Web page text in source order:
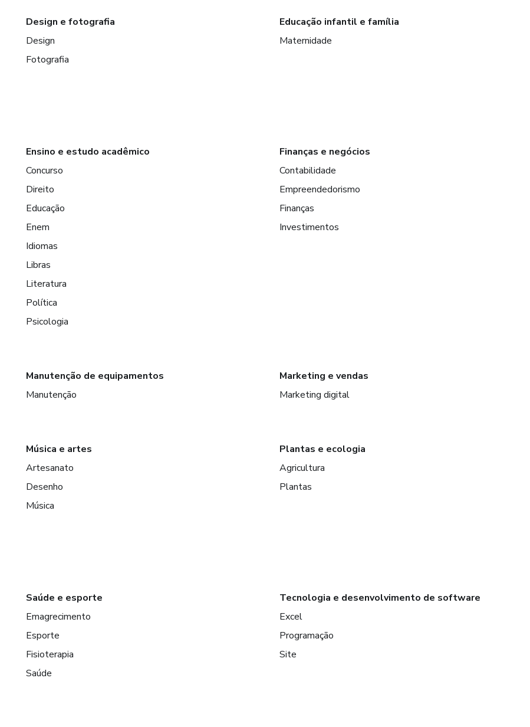
Design e fotografia
Design
Fotografia
Educação infantil e família
Maternidade
Ensino e estudo acadêmico
Concurso
Direito
Educação
Enem
Idiomas
Libras
Literatura
Política
Psicologia
Finanças e negócios
Contabilidade
Empreendedorismo
Finanças
Investimentos
Manutenção de equipamentos
Manutenção
Marketing e vendas
Marketing digital
Música e artes
Artesanato
Desenho
Música
Plantas e ecologia
Agricultura
Plantas
Saúde e esporte
Emagrecimento
Esporte
Fisioterapia
Saúde
Tecnologia e desenvolvimento de software
Excel
Programação
Site